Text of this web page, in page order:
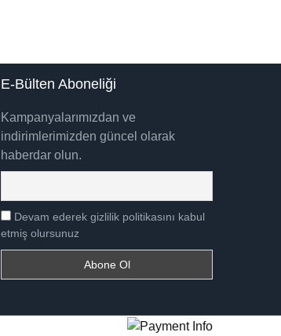
E-Bülten Aboneliği
Kampanyalarımızdan ve
indirimlerimizden güncel olarak
haberdar olun.
Devam ederek gizlilik politikasını kabul
etmiş olursunuz